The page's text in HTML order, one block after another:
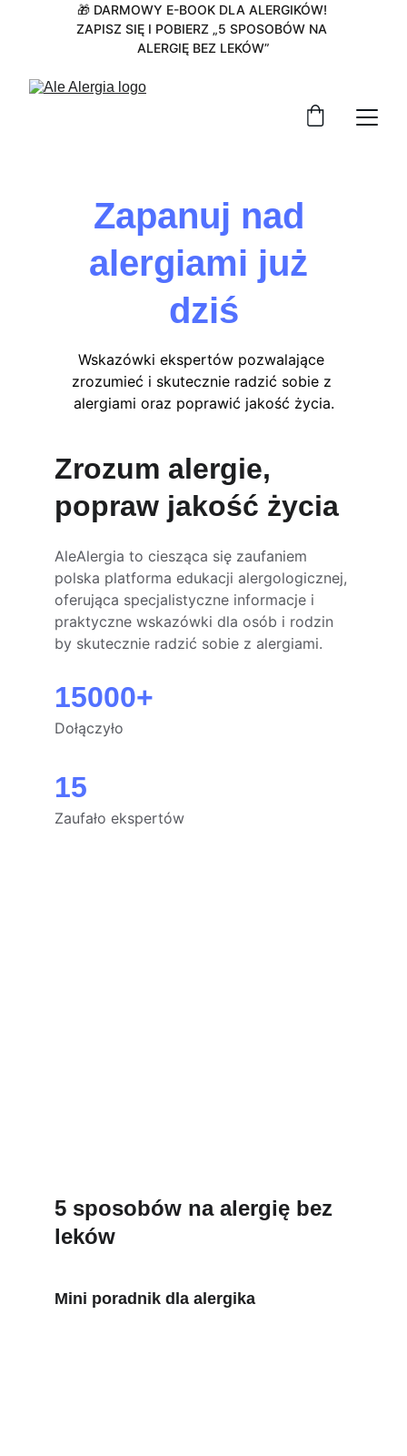
🎁 DARMOWY E-BOOK DLA ALERGIKÓW!
ZAPISZ SIĘ I POBIERZ „5 SPOSOBÓW NA
ALERGIĘ BEZ LEKÓW”
Zapanuj nad
alergiami już
dziś
Wskazówki ekspertów pozwalające
zrozumieć i skutecznie radzić sobie z
alergiami oraz poprawić jakość życia.
Zrozum alergie,
popraw jakość życia
AleAlergia to ciesząca się zaufaniem
polska platforma edukacji alergologicznej,
oferująca specjalistyczne informacje i
praktyczne wskazówki dla osób i rodzin
by skutecznie radzić sobie z alergiami.
15000+
15
Zaufało ekspertów
Dołączyło
5 sposobów na alergię bez
leków
Mini poradnik dla alergika